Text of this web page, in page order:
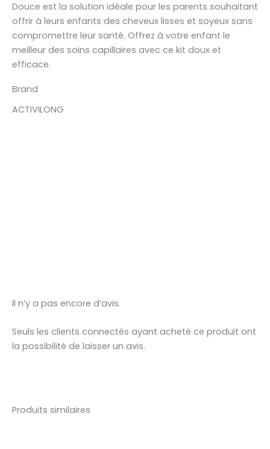
Douce est la solution idéale pour les parents souhaitant
offrir à leurs enfants des cheveux lisses et soyeux sans
compromettre leur santé. Offrez à votre enfant le
meilleur des soins capillaires avec ce kit doux et
efficace.
Brand
ACTIVILONG
Il n’y a pas encore d’avis.
Seuls les clients connectés ayant acheté ce produit ont
la possibilité de laisser un avis.
Produits similaires